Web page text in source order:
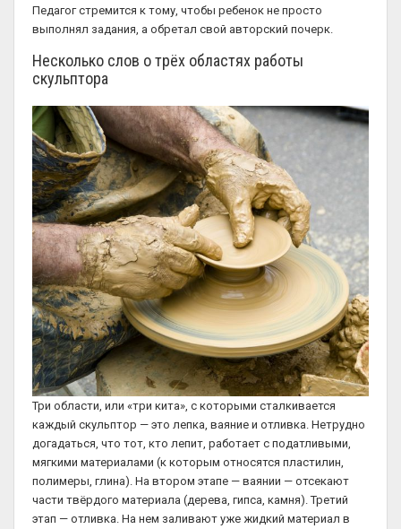
Педагог стремится к тому, чтобы ребенок не просто
выполнял задания, а обретал свой авторский почерк.
Несколько слов о трёх областях работы
скульптора
Три области, или «три кита», с которыми сталкивается
каждый скульптор — это лепка, ваяние и отливка. Нетрудно
догадаться, что тот, кто лепит, работает с податливыми,
мягкими материалами (к которым относятся пластилин,
полимеры, глина). На втором этапе — ваянии — отсекают
части твёрдого материала (дерева, гипса, камня). Третий
этап — отливка. На нем заливают уже жидкий материал в